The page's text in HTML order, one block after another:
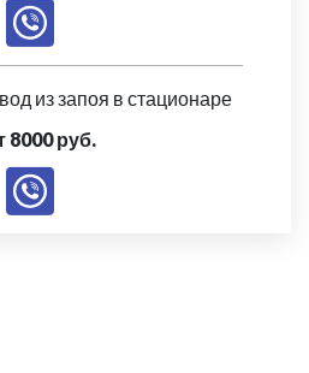
из запоя в стационаре
8000 руб.